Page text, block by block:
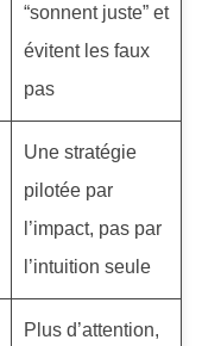
“sonnent juste” et
évitent les faux
pas
Une stratégie
pilotée par
l’impact, pas par
l’intuition seule
Plus d’attention,